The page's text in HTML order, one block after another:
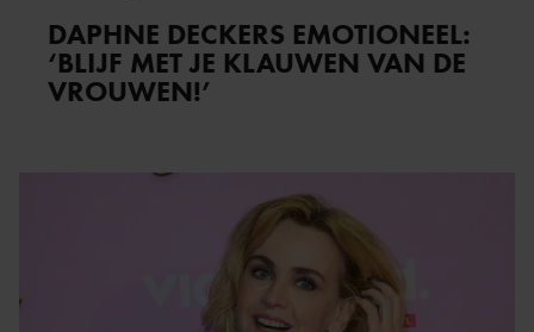
DAPHNE DECKERS EMOTIONEEL:
‘BLIJF MET JE KLAUWEN VAN DE
VROUWEN!’